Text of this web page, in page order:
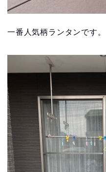
一番人気柄ランタンです。